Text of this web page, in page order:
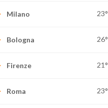
Milano 23°
Bologna 26°
Firenze 21°
Roma 23°